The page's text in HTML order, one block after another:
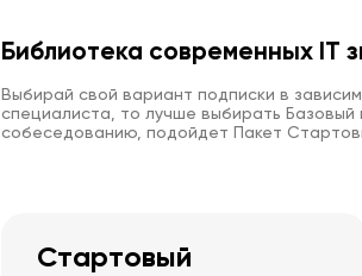
Библиотека современных IT
Выбирай свой вариант подписки в
специалиста, то лучше выбирать Базовый
собеседованию, подойдет Пакет
Стартовый